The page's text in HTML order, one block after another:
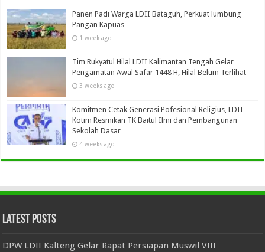
Panen Padi Warga LDII Bataguh, Perkuat lumbung
Pangan Kapuas
1 week ago
Tim Rukyatul Hilal LDII Kalimantan Tengah Gelar
Pengamatan Awal Safar 1448 H, Hilal Belum Terlihat
3 weeks ago
Komitmen Cetak Generasi Pofesional Religius, LDII
Kotim Resmikan TK Baitul Ilmi dan Pembangunan
Sekolah Dasar
4 weeks ago
Latest Posts
DPW LDII Kalteng Gelar Rapat Persiapan Muswil VIII